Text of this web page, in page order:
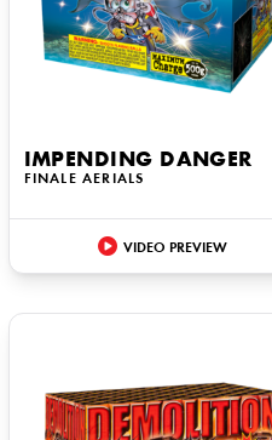
IMPENDING DANGER
FINALE AERIALS
VIDEO PREVIEW